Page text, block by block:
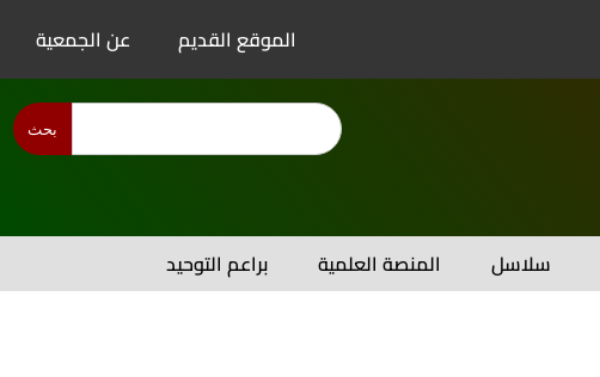
الموقع القديم عن الجمعية
بحث
سلاسل المنصة العلمية براعم التوحيد